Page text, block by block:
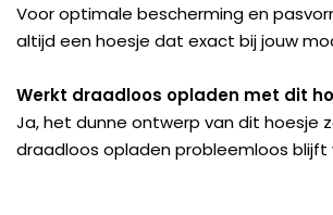
Voor optimale bescherming en
altijd een hoesje dat exact bij jouw
Werkt draadloos opladen met dit
Ja, het dunne ontwerp van dit hoesje
draadloos opladen probleemloos blijft